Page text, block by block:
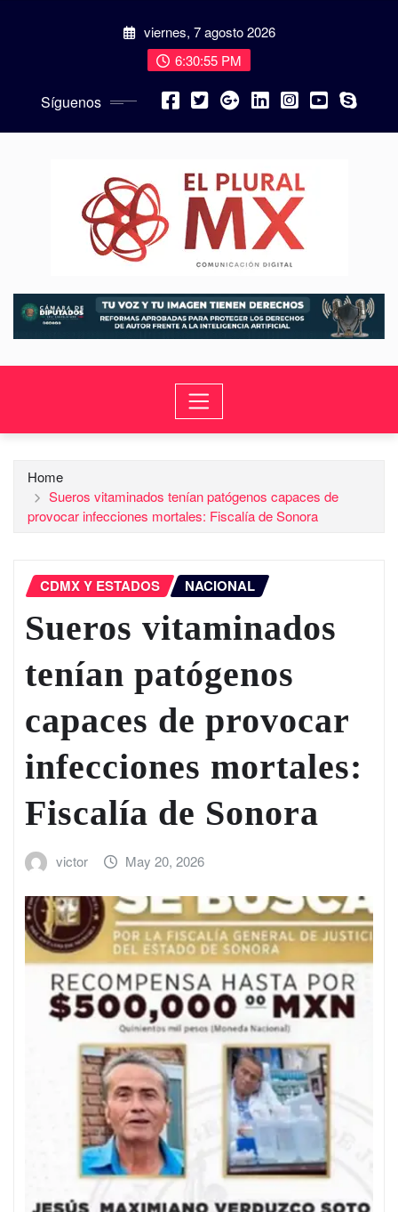
viernes, 7 agosto 2026
6:30:56 PM
Síguenos
Home
Sueros vitaminados tenían patógenos capaces de
provocar infecciones mortales: Fiscalía de Sonora
CDMX Y ESTADOS NACIONAL
Sueros vitaminados
tenían patógenos
capaces de provocar
infecciones mortales:
Fiscalía de Sonora
victor May 20, 2026